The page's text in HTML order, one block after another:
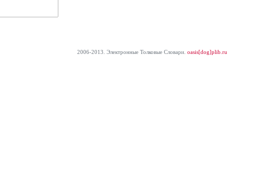
2006-2013. Электронные Толковые Cловари. oasis[dog]plib.ru